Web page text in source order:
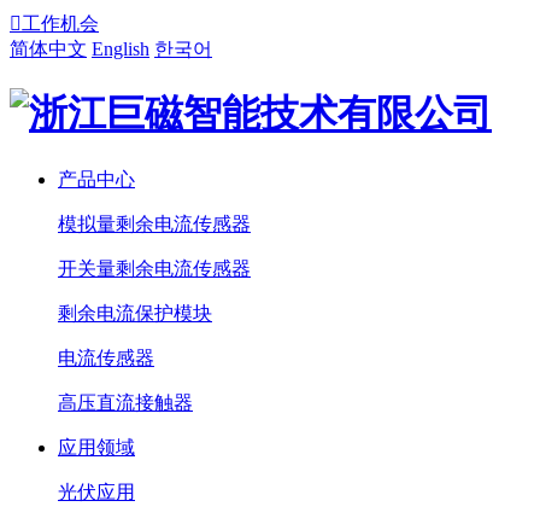
工作机会
简体中文 English 한국어
产品中心
模拟量剩余电流传感器
开关量剩余电流传感器
剩余电流保护模块
电流传感器
高压直流接触器
应用领域
光伏应用